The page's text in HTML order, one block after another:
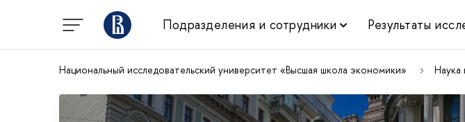
Подразделения и сотрудники Результаты
Национальный исследовательский университет «Высшая школа экономики» Наука